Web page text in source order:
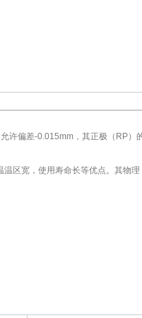
偏差-0.015mm，其正极（RP）
宽，使用寿命长等优点。其物理